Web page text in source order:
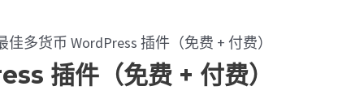
佳多货币 WordPress 插件（免费 + 付费）
插件（免费 + 付费）